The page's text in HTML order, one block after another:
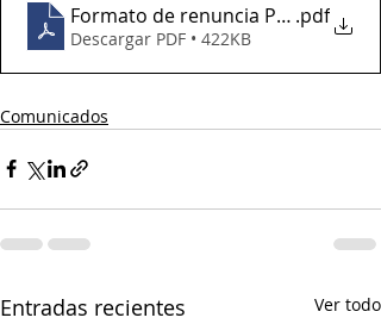
Formato de renuncia PAE.pdf
Descargar PDF • 422KB
Comunicados
Entradas recientes Ver todo